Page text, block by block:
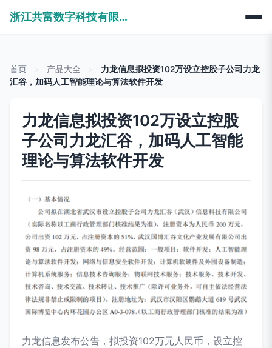
浙江共富数字科技有限公司
首页 产品大全
力龙信息拟投资102万设立控股子公司力龙
汇谷，加码人工智能理论与算法软件开发
力龙信息拟投资102万设立控股
子公司力龙汇谷，加码人工智能
理论与算法软件开发
力龙信息发布公告，拟投资102万元人民币，设立控